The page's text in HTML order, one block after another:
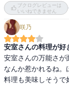
滅茶苦茶過ぎて正直
犬の名前をハロにす
無理矢理で面白かっ
ミステリアスな安室
というよりは、コメ
ブクログレビューは
いいねできません
咲乃
安室さんの料理が好
安室さんの万能さが
なんか惹かれるね。
料理も美味しそうで